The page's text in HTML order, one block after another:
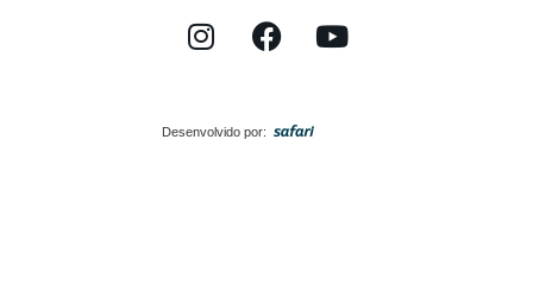
Desenvolvido por: